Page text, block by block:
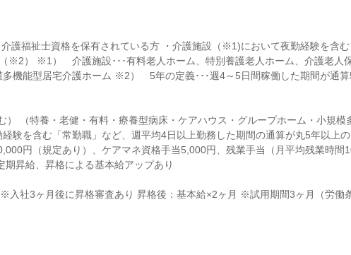
福祉士資格を保有されている方 ・介護施設（※1)において夜勤経験を含む
※2） ※1） 介護施設･･･有料老人ホーム、特別養護老人ホーム、介護老人
多機能型居宅介護ホーム ※2） 5年の定義･･･週4～5日間稼働した期間が通
） （特養・老健・有料・療養型病床・ケアハウス・グループホーム・小規模
験を含む「常勤職」など、週平均4日以上勤務した期間の通算が丸5年以上の
円（規定あり）、ケアマネ資格手当5,000円、残業手当（月平均残業時間
昇給、昇格による基本給アップあり
※入社3ヶ月後に昇格審査あり 昇格後：基本給×2ヶ月 ※試用期間3ヶ月（労働